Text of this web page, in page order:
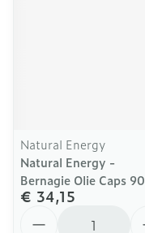
Natural Energy
Natural Energy -
Bernagie Olie Caps 90
€ 34,15